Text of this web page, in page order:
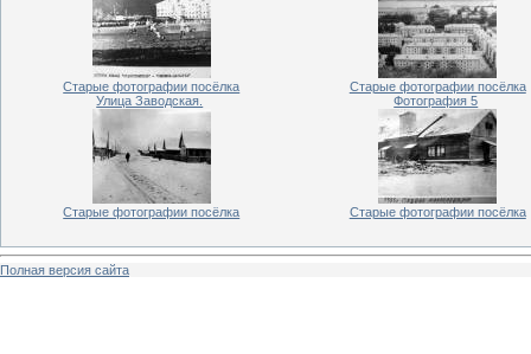
Старые фотографии посёлка
Старые фотографии посёлка
Улица Заводская.
Старые фотографии посёлка
Фотография 5
Старые фотографии посёлка
Полная версия сайта